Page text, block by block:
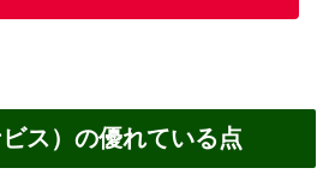
ス）の優れている点